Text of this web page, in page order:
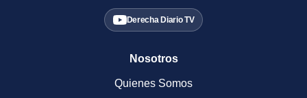
Derecha Diario TV
Nosotros
Quienes Somos